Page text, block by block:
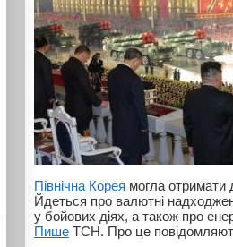
Північна Корея могла отримати
Йдеться про валютні
у бойових діях, а також про
Пише ТСН. Про це